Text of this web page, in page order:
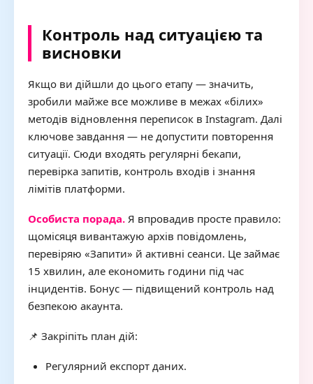
Контроль над ситуацією та
висновки
Якщо ви дійшли до цього етапу — значить,
зробили майже все можливе в межах «білих»
методів відновлення переписок в Instagram. Далі
ключове завдання — не допустити повторення
ситуації. Сюди входять регулярні бекапи,
перевірка запитів, контроль входів і знання
лімітів платформи.
Особиста порада. Я впровадив просте правило:
щомісяця вивантажую архів повідомлень,
перевіряю «Запити» й активні сеанси. Це займає
15 хвилин, але економить години під час
інцидентів. Бонус — підвищений контроль над
безпекою акаунта.
📌 Закріпіть план дій:
Регулярний експорт даних.